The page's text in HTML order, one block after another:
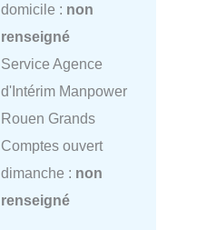
domicile : non
renseigné
Service Agence
d'Intérim Manpower
Rouen Grands
Comptes ouvert
dimanche : non
renseigné